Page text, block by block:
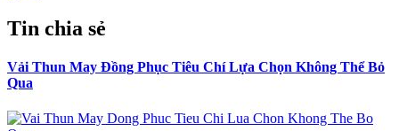
Tin chia sẻ
Vải Thun May Đồng Phục Tiêu Chí Lựa Chọn Không Thể Bỏ
Qua